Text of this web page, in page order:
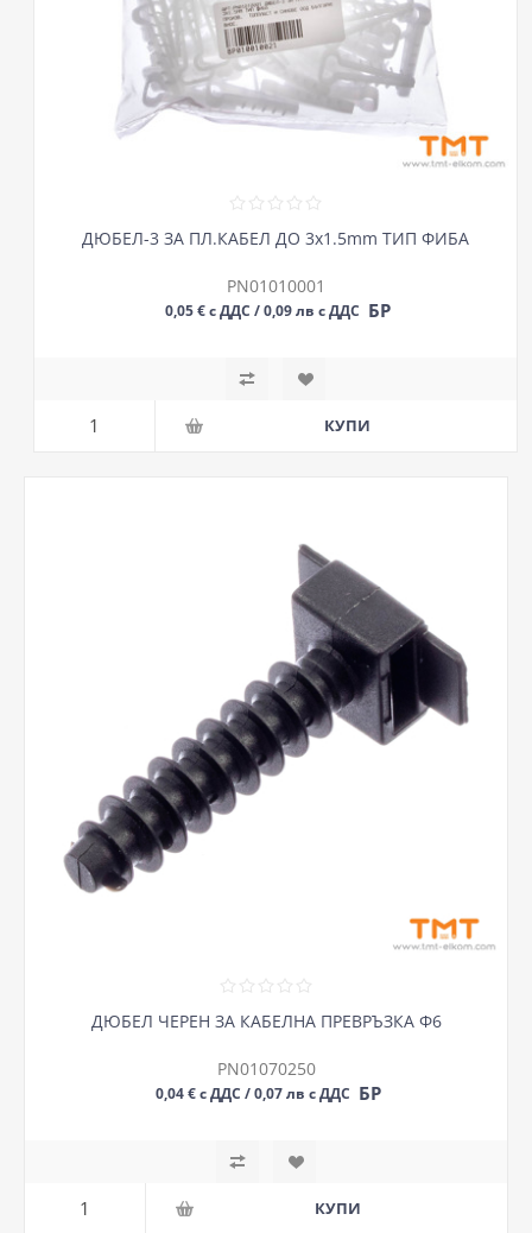
ДЮБЕЛ-3 ЗА ПЛ.КАБЕЛ ДО 3х1.5mm ТИП ФИБА
PN01010001
0,05 € с ДДС / 0,09 лв с ДДС БР
ДЮБЕЛ ЧЕРЕН ЗА КАБЕЛНА ПРЕВРЪЗКА Ф6
PN01070250
0,04 € с ДДС / 0,07 лв с ДДС БР